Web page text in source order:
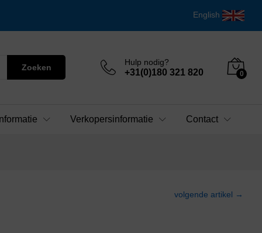
English
Zoeken
Hulp nodig?
+31(0)180 321 820 0
Verkopersinformatie Contact
volgende artikel →